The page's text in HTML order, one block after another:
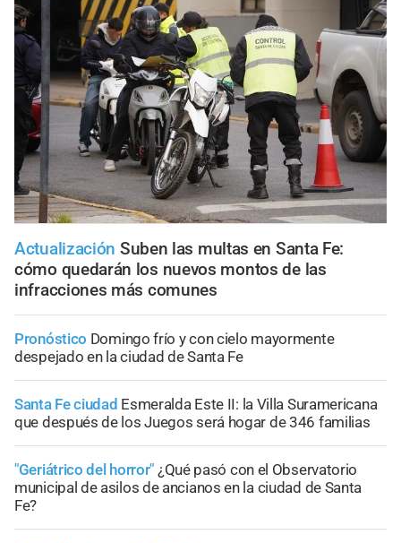
Actualización Suben las multas en Santa Fe:
cómo quedarán los nuevos montos de las
infracciones más comunes
Pronóstico Domingo frío y con cielo mayormente
despejado en la ciudad de Santa Fe
Santa Fe ciudad Esmeralda Este II: la Villa Suramericana
que después de los Juegos será hogar de 346 familias
"Geriátrico del horror" ¿Qué pasó con el Observatorio
municipal de asilos de ancianos en la ciudad de Santa
Fe?